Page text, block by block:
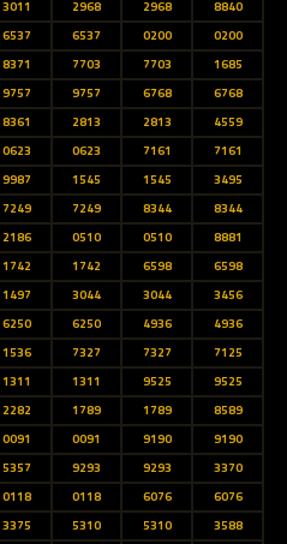
3011 2968 2968
8840
6537 6537 0200
0200
8371 7703 7703
1685
9757 9757 6768
6768
8361 2813 2813
4559
0623 0623 7161
7161
9987 1545 1545
3495
7249 7249 8344
8344
2186 0510 0510
8881
1742 1742 6598
6598
1497 3044 3044
3456
6250 6250 4936
4936
1536 7327 7327
7125
1311 1311 9525
9525
2282 1789 1789
8589
0091 0091 9190
9190
5357 9293 9293
3370
0118 0118 6076
6076
3375 5310 5310
3588